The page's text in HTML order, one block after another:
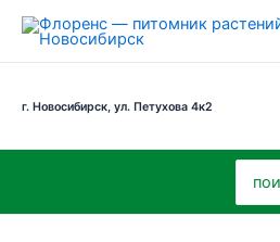
Перейти
г. Новосибирск, ул. Петухова 4к2